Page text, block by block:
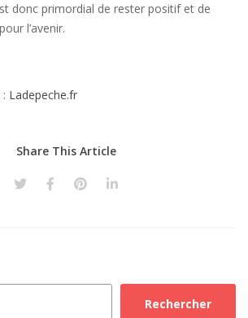
donc primordial de rester positif et de
l’avenir.
Ladepeche.fr
Share This Article
Rechercher